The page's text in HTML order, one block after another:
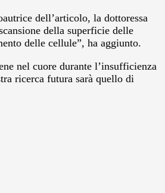
dell’articolo, la dottoressa
della superficie delle
delle cellule”, ha aggiunto.
nel cuore durante l’insufficienza
ricerca futura sarà quello di